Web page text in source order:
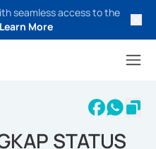
seamless access to the
Learn More
STATUS